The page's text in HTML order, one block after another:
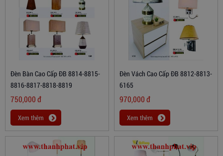
Đèn Bàn Cao Cấp ĐB 8814-8815-
8816-8817-8818-8819
750,000đ
Xem thêm
Đèn Vách Cao Cấp ĐB 8812-8813-
6165
970,000đ
Xem thêm